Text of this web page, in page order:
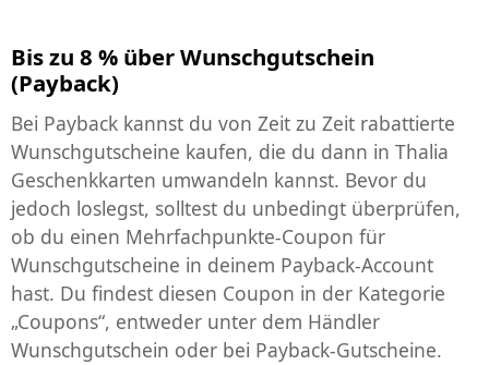
Bis zu 8 % über Wunschgutschein
(Payback)
Bei Payback kannst du von Zeit zu Zeit rabattierte
Wunschgutscheine kaufen, die du dann in Thalia
Geschenkkarten umwandeln kannst. Bevor du
jedoch loslegst, solltest du unbedingt überprüfen,
ob du einen Mehrfachpunkte-Coupon für
Wunschgutscheine in deinem Payback-Account
hast. Du findest diesen Coupon in der Kategorie
„Coupons“, entweder unter dem Händler
Wunschgutschein oder bei Payback-Gutscheine.